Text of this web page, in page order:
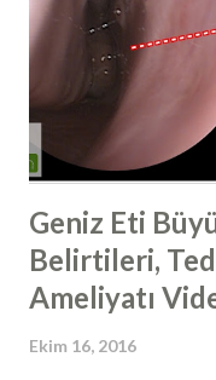
buna bağlı olarak da
kanaması riski
pozisyonda yatmanın
zorlaşması ve buruna
Burun estetiğ...
Geniz Eti
Belirtileri,
Ameliyatı
Ekim 16, 2016